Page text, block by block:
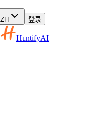
ZH 登录
HuntifyAI